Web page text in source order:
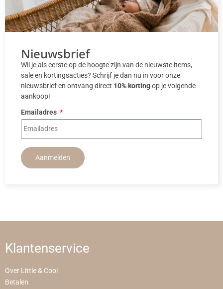
Nieuwsbrief
Wil je als eerste op de hoogte zijn van de nieuwste items,
sale en kortingsacties? Schrijf je dan nu in voor onze
nieuwsbrief en ontvang direct 10% kortingop je volgende
aankoop!
Emailadres
Aanmelden
Klantenservice
Over Little & Cool
Betalen